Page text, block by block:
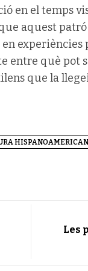
en el temps
aquest
entre què pot
que la
Les